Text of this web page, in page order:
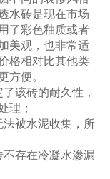
水砖是现在市场
了彩色釉质或者
美观，也非常适
格相对比其他类
方便。
该砖的耐久性，
理；
法被水泥收集，所
存在冷凝水渗漏